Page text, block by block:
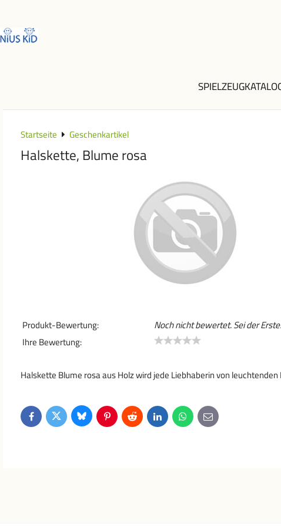
Startseite Geschenkartikel
Halskette, Blume rosa
Produkt-Bewertung:
Noch nicht bewertet. Sei der
Ihre Bewertung:
Halskette Blume rosa aus Holz wird jede Liebhaberin von
FacebookTwitterBlueskyPinterestReddit LinkedInWhatsApp
E-
mail